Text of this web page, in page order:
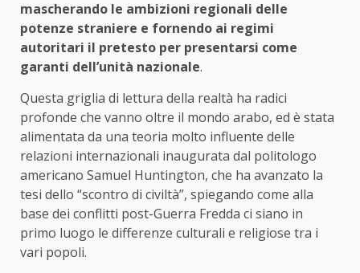
mascherando le ambizioni regionali delle
potenze straniere e fornendo ai regimi
autoritari il pretesto per presentarsi come
garanti dell’unità nazionale.
Questa griglia di lettura della realtà ha radici
profonde che vanno oltre il mondo arabo, ed è stata
alimentata da una teoria molto influente delle
relazioni internazionali inaugurata dal politologo
americano Samuel Huntington, che ha avanzato la
tesi dello “scontro di civiltà”, spiegando come alla
base dei conflitti post-Guerra Fredda ci siano in
primo luogo le differenze culturali e religiose tra i
vari popoli.